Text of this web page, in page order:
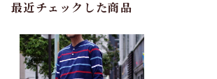
最近チェックした商品